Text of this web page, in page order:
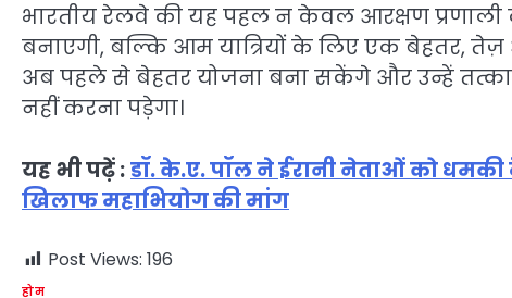
भारतीय रेलवे की यह पहल न केवल आरक्षण
बनाएगी, बल्कि आम यात्रियों के लिए एक बेहतर,
अब पहले से बेहतर योजना बना सकेंगे और उन्हें
नहीं करना पड़ेगा।
यह भी पढ़ें :डॉ. के.ए. पॉल ने ईरानी नेताओं को धमकी
खिलाफ महाभियोग की मांग
Post Views: 196
होम